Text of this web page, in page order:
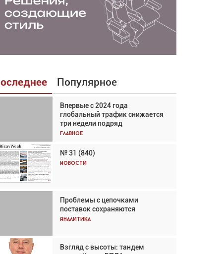
Популярное
Впервые с 2024 года
глобальный трафик снижается
три недели подряд
Главное
№ 31 (840)
Новости
Проблемы с цепочками
поставок сохраняются
Аналитика
Взгляд с высоты: тандем
Взгляд с высоты: тандем
вертолётов и БПЛА в
спасательных операциях
Главное
Авиационный фотограф Дэйв
Кох: «Фотография говорит сама
Впервые с 2024 года
глобальный трафик снижается
три недели подряд
Частный самолёт – это актив.